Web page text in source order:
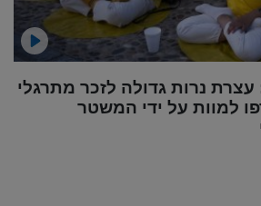
עצרת נרות גדולה לזכר מתרגלי
למוות על ידי המשטר